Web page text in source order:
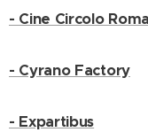
- Cine Circolo
- Cyrano Factory
- Expartibus